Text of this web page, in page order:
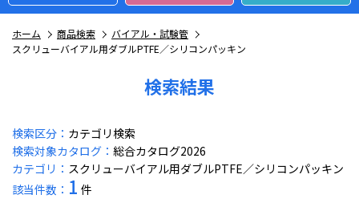
ホーム 商品検索
バイアル・試験管
スクリューバイアル用ダブルPTFE／シリコンパッキン
検索結果
検索区分： カテゴリ検索
検索対象カタログ： 総合カタログ2026
カテゴリ： スクリューバイアル用ダブルPTFE／シリコンパッキン
該当件数： 1 件